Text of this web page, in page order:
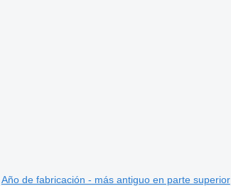
Año de fabricación - más antiguo en parte superior